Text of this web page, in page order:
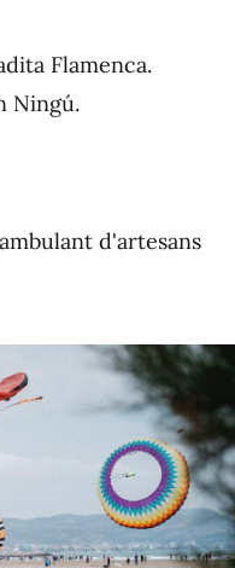
Flamenca.
Ningú.
d'artesans